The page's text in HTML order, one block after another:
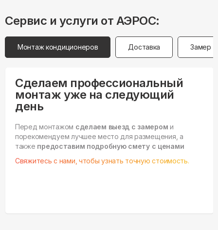
Сервис и услуги от АЭРОС:
Монтаж кондиционеров Доставка Замер
Сделаем профессиональный
монтаж уже на следующий
день
Перед монтажом сделаем выезд с замером и
порекомендуем лучшее место для размещения, а
также предоставим подробную смету с ценами
Свяжитесь с нами, чтобы узнать точную стоимость.